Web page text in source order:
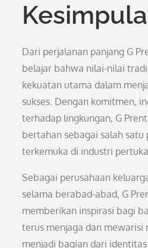
Dari perjalanan panjang G
belajar bahwa nilai-nilai
kekuatan utama dalam
sukses. Dengan komitmen,
terhadap lingkungan, G
bertahan sebagai salah satu
terkemuka di industri
Sebagai perusahaan
selama berabad-abad, G
memberikan inspirasi bagi
terus menjaga dan mewarisi
menjadi bagian dari